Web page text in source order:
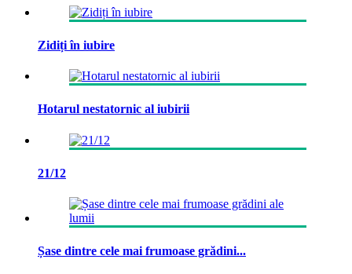
Zidiți în iubire
Hotarul nestatornic al iubirii
21/12
Șase dintre cele mai frumoase grădini...